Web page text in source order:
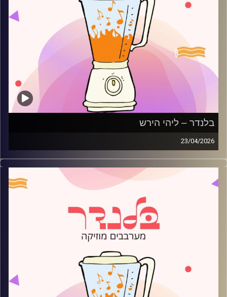
בלנדר – ליהי הירש
23/04/2026
מוזיקה רגועה לפתוח איתה את הבוקר בהגשת ליהי הירש
קרדיט תמונות:
AudioVersity